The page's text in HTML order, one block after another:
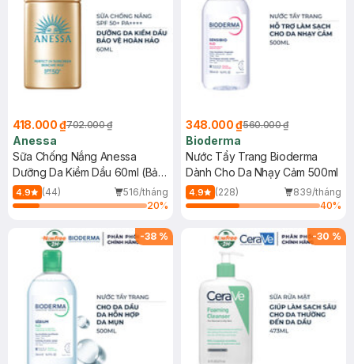
418.000 ₫702.000 ₫
Anessa
Sữa Chống Nắng Anessa
Dưỡng Da Kiềm Dầu 60ml (Bản
Mới)
4.9 (44)
516/tháng
20%
348.000 ₫560.000 ₫
Bioderma
Nước Tẩy Trang Bioderma
Dành Cho Da Nhạy Cảm 500ml
4.9 (228)
839/tháng
40%
-38 % -30 %